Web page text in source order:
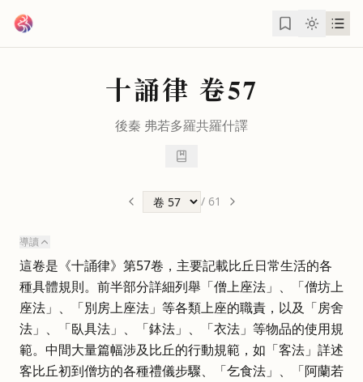
十誦律 卷57
後秦 弗若多羅共羅什譯
/ 61
導讀
這卷是《十誦律》第57卷，主要記載比丘日常生活的各
種具體規則。前半部分詳細列舉「僧上座法」、「僧坊上
座法」、「別房上座法」等各類上座的職責，以及「房舍
法」、「臥具法」、「鉢法」、「衣法」等物品的使用規
範。中間大量篇幅涉及比丘的行動規範，如「客法」詳述
客比丘初到僧坊的各種禮儀步驟、「乞食法」、「阿蘭若